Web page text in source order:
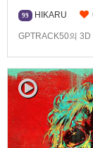
99 HIKARU
GPTRACK50의